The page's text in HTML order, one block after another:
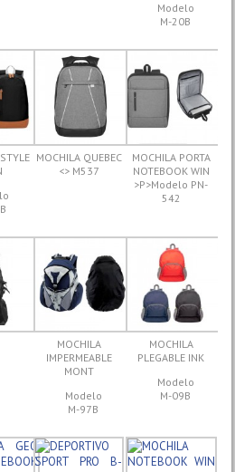
Modelo
M-20B
MOCHILA QUEBEC
<> M537
MOCHILA PORTA
NOTEBOOK WIN
>P>Modelo PN-
542
MOCHILA
IMPERMEABLE
MONT
Modelo
M-97B
MOCHILA
PLEGABLE INK
Modelo
M-09B